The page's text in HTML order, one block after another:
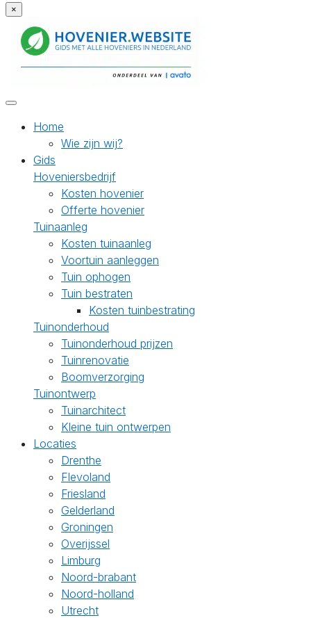
×
Home
Wie zijn wij?
Gids
Hoveniersbedrijf
Kosten hovenier
Offerte hovenier
Tuinaanleg
Kosten tuinaanleg
Voortuin aanleggen
Tuin ophogen
Tuin bestraten
Kosten tuinbestrating
Tuinonderhoud
Tuinonderhoud prijzen
Tuinrenovatie
Boomverzorging
Tuinontwerp
Tuinarchitect
Kleine tuin ontwerpen
Locaties
Drenthe
Flevoland
Friesland
Gelderland
Groningen
Overijssel
Limburg
Noord-brabant
Noord-holland
Utrecht